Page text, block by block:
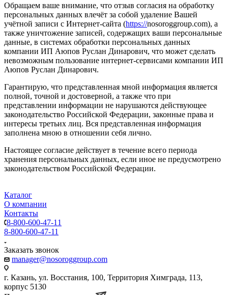
Обращаем ваше внимание, что отзыв согласия на обработку
персональных данных влечёт за собой удаление Вашей
учётной записи с Интернет-сайта (https://nosoroggroup.com), а
также уничтожение записей, содержащих ваши персональные
данные, в системах обработки персональных данных
компании ИП Аюпов Руслан Динарович, что может сделать
невозможным пользование интернет-сервисами компании ИП
Аюпов Руслан Динарович.
Гарантирую, что представленная мной информация является
полной, точной и достоверной, а также что при
представлении информации не нарушаются действующее
законодательство Российской Федерации, законные права и
интересы третьих лиц. Вся представленная информация
заполнена мною в отношении себя лично.
Настоящее согласие действует в течение всего периода
хранения персональных данных, если иное не предусмотрено
законодательством Российской Федерации.
Каталог
О компании
Контакты
8-800-600-47-11
8-800-600-47-11
Заказать звонок
manager@nosoroggroup.com
г. Казань, ул. Восстания, 100, Территория Химграда, 113,
корпус 5130